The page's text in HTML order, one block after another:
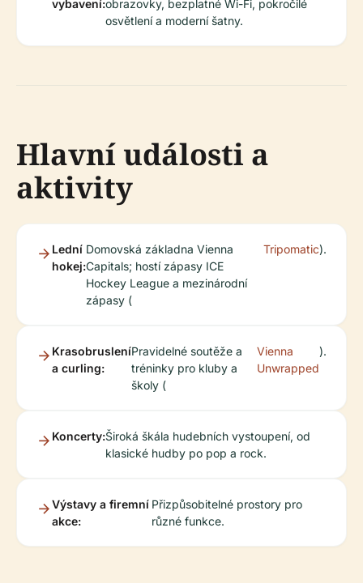
vybavení:obrazovky, bezplatné Wi-Fi, pokročilé
osvětlení a moderní šatny.
Hlavní události a
aktivity
Lední
hokej:
Domovská základna Vienna
Capitals; hostí zápasy ICE
Hockey League a mezinárodní
zápasy (
Tripomatic).
Krasobruslení
a curling:
Pravidelné soutěže a
tréninky pro kluby a
školy (
Vienna
Unwrapped
).
Koncerty:Široká škála hudebních vystoupení, od
klasické hudby po pop a rock.
Výstavy a firemní
akce:
Přizpůsobitelné prostory pro
různé funkce.